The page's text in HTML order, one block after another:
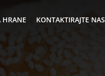
HRANE KONTAKTIRAJTE NAS